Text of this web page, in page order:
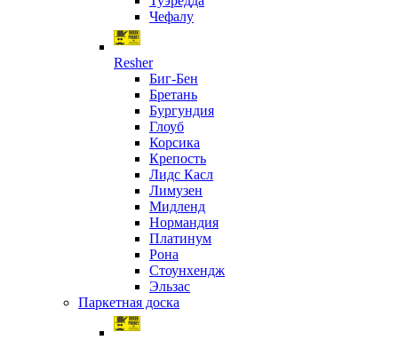
Чефалу
Resher
Биг-Бен
Бретань
Бургундия
Глоуб
Корсика
Крепость
Лидс Касл
Лимузен
Мидленд
Нормандия
Платинум
Рона
Стоунхендж
Эльзас
Паркетная доска